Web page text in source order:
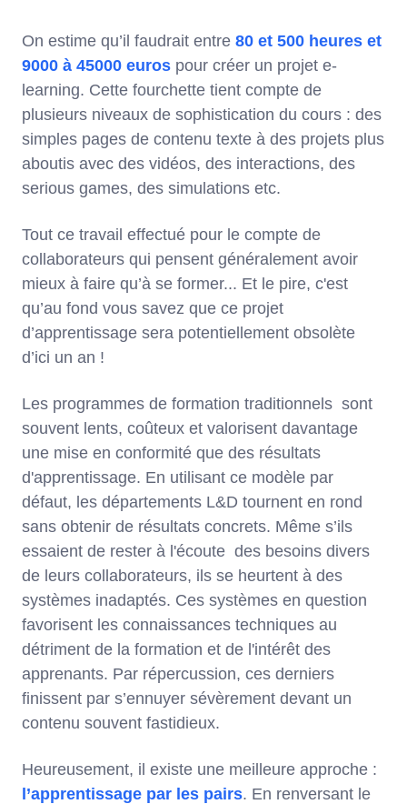
On estime qu’il faudrait entre 80 et 500 heures et
9000 à 45000 euros pour créer un projet e-
learning. Cette fourchette tient compte de
plusieurs niveaux de sophistication du cours : des
simples pages de contenu texte à des projets plus
aboutis avec des vidéos, des interactions, des
serious games, des simulations etc.
Tout ce travail effectué pour le compte de
collaborateurs qui pensent généralement avoir
mieux à faire qu’à se former... Et le pire, c'est
qu’au fond vous savez que ce projet
d’apprentissage sera potentiellement obsolète
d’ici un an !
Les programmes de formation traditionnels sont
souvent lents, coûteux et valorisent davantage
une mise en conformité que des résultats
d'apprentissage. En utilisant ce modèle par
défaut, les départements L&D tournent en rond
sans obtenir de résultats concrets. Même s’ils
essaient de rester à l'écoute des besoins divers
de leurs collaborateurs, ils se heurtent à des
systèmes inadaptés. Ces systèmes en question
favorisent les connaissances techniques au
détriment de la formation et de l'intérêt des
apprenants. Par répercussion, ces derniers
finissent par s’ennuyer sévèrement devant un
contenu souvent fastidieux.
Heureusement, il existe une meilleure approche :
l’apprentissage par les pairs. En renversant le